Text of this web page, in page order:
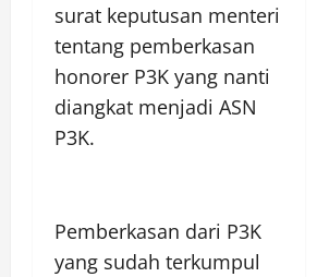
surat keputusan menteri
tentang pemberkasan
honorer P3K yang nanti
diangkat menjadi ASN
P3K.
Pemberkasan dari P3K
yang sudah terkumpul